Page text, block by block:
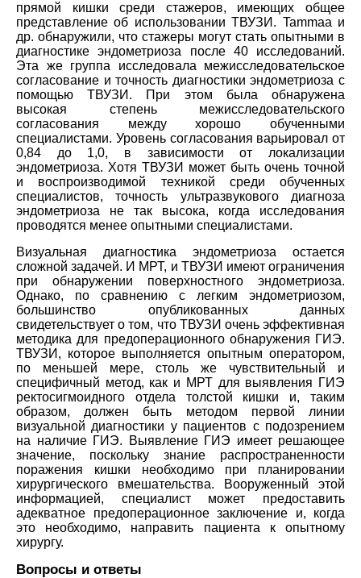
прямой кишки среди стажеров, имеющих общее
представление об использовании ТВУЗИ. Tammaa и
др. обнаружили, что стажеры могут стать опытными в
диагностике эндометриоза после 40 исследований.
Эта же группа исследовала межисследовательское
согласование и точность диагностики эндометриоза с
помощью ТВУЗИ. При этом была обнаружена
высокая степень межисследовательского
согласования между хорошо обученными
специалистами. Уровень согласования варьировал от
0,84 до 1,0, в зависимости от локализации
эндометриоза. Хотя ТВУЗИ может быть очень точной
и воспроизводимой техникой среди обученных
специалистов, точность ультразвукового диагноза
эндометриоза не так высока, когда исследования
проводятся менее опытными специалистами.
Визуальная диагностика эндометриоза остается
сложной задачей. И МРТ, и ТВУЗИ имеют ограничения
при обнаружении поверхностного эндометриоза.
Однако, по сравнению с легким эндометриозом,
большинство опубликованных данных
свидетельствует о том, что ТВУЗИ очень эффективная
методика для предоперационного обнаружения ГИЭ.
ТВУЗИ, которое выполняется опытным оператором,
по меньшей мере, столь же чувствительный и
специфичный метод, как и МРТ для выявления ГИЭ
ректосигмоидного отдела толстой кишки и, таким
образом, должен быть методом первой линии
визуальной диагностики у пациентов с подозрением
на наличие ГИЭ. Выявление ГИЭ имеет решающее
значение, поскольку знание распространенности
поражения кишки необходимо при планировании
хирургического вмешательства. Вооруженный этой
информацией, специалист может предоставить
адекватное предоперационное заключение и, когда
это необходимо, направить пациента к опытному
хирургу.
Вопросы и ответы